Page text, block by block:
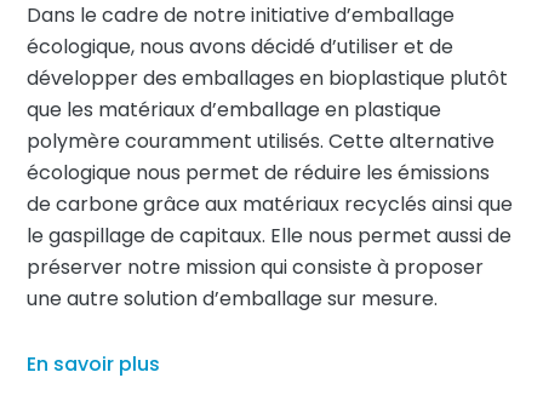
Dans le cadre de notre initiative d’emballage
écologique, nous avons décidé d’utiliser et de
développer des emballages en bioplastique plutôt
que les matériaux d’emballage en plastique
polymère couramment utilisés. Cette alternative
écologique nous permet de réduire les émissions
de carbone grâce aux matériaux recyclés ainsi que
le gaspillage de capitaux. Elle nous permet aussi de
préserver notre mission qui consiste à proposer
une autre solution d’emballage sur mesure.
En savoir plus